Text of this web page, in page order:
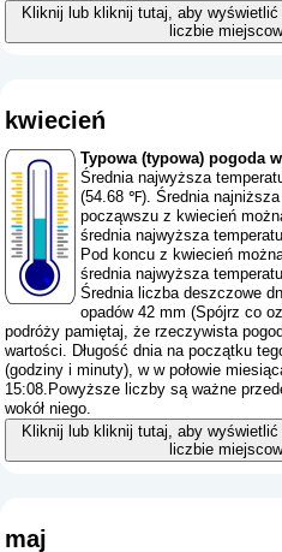
Kliknij lub kliknij tutaj, aby
liczbie
kwiecień
Typowa (typowa) pogoda
Średnia najwyższa
(54.68 ℉). Średnia
począwszu z kwiecień
średnia najwyższa
Pod koncu z kwiecień
średnia najwyższa
Średnia liczba deszczowe
opadów 42 mm (Spójrz co
podróży pamiętaj, że rzeczywista
wartości. Długość dnia na początku
(godziny i minuty), w w połowie
15:08.Powyższe liczby są ważne
wokół niego.
Kliknij lub kliknij tutaj, aby
liczbie
maj